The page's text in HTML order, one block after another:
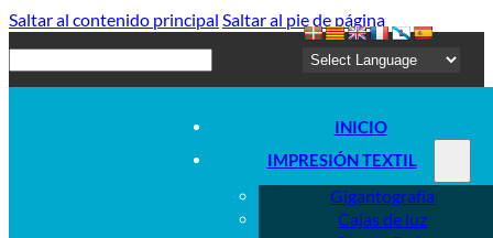
Saltar al contenido principal Saltar al pie de página
INICIO
IMPRESIÓN TEXTIL
Gigantografía
Cajas de luz